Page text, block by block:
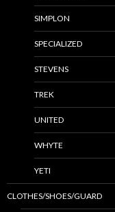
SIMPLON
SPECIALIZED
STEVENS
TREK
UNITED
WHYTE
YETI
CLOTHES/SHOES/GUARD